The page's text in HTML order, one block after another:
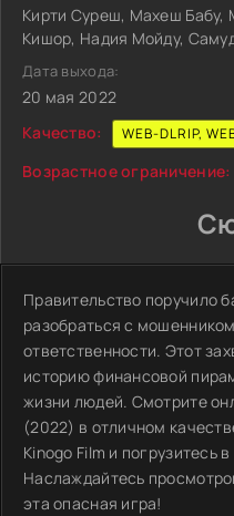
Кирти Суреш, Махеш
Кишор, Надия Мойду,
Дата выхода:
20 мая 2022
Качество:
WEB-DLRIP,
Возрастное ограничение:
Правительство поручило
разобраться с
ответственности. Этот
историю финансовой
жизни людей. Смотрите
(2022) в отличном
Kinogo Film и погрузитесь
Наслаждайтесь
эта опасная игра!